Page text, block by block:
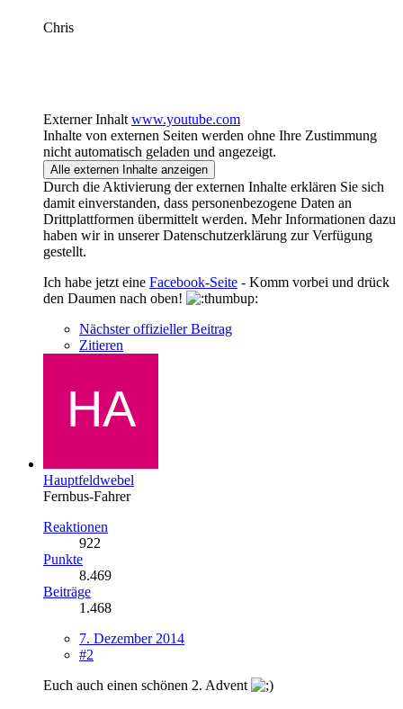
Chris
Externer Inhalt www.youtube.com
Inhalte von externen Seiten werden ohne Ihre Zustimmung
nicht automatisch geladen und angezeigt.
Alle externen Inhalte anzeigen
Durch die Aktivierung der externen Inhalte erklären Sie sich
damit einverstanden, dass personenbezogene Daten an
Drittplattformen übermittelt werden. Mehr Informationen dazu
haben wir in unserer Datenschutzerklärung zur Verfügung
gestellt.
Ich habe jetzt eine Facebook-Seite - Komm vorbei und drück
den Daumen nach oben!
Nächster offizieller Beitrag
Zitieren
Hauptfeldwebel
Fernbus-Fahrer
Reaktionen
922
Punkte
8.469
Beiträge
1.468
7. Dezember 2014
#2
Euch auch einen schönen 2. Advent